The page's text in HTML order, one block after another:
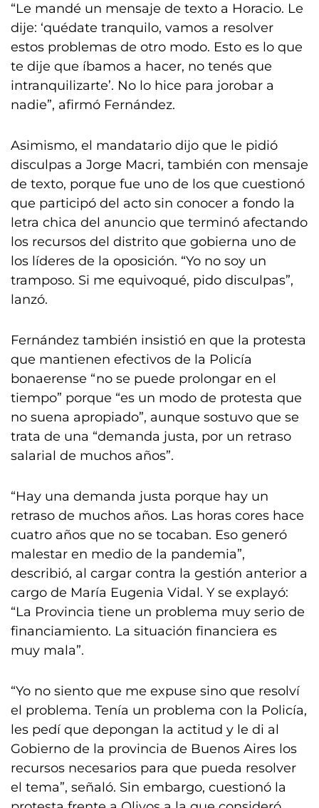
“Le mandé un mensaje de texto a Horacio. Le
dije: ‘quédate tranquilo, vamos a resolver
estos problemas de otro modo. Esto es lo que
te dije que íbamos a hacer, no tenés que
intranquilizarte’. No lo hice para jorobar a
nadie”, afirmó Fernández.
Asimismo, el mandatario dijo que le pidió
disculpas a Jorge Macri, también con mensaje
de texto, porque fue uno de los que cuestionó
que participó del acto sin conocer a fondo la
letra chica del anuncio que terminó afectando
los recursos del distrito que gobierna uno de
los líderes de la oposición. “Yo no soy un
tramposo. Si me equivoqué, pido disculpas”,
lanzó.
Fernández también insistió en que la protesta
que mantienen efectivos de la Policía
bonaerense “no se puede prolongar en el
tiempo” porque “es un modo de protesta que
no suena apropiado”, aunque sostuvo que se
trata de una “demanda justa, por un retraso
salarial de muchos años”.
“Hay una demanda justa porque hay un
retraso de muchos años. Las horas cores hace
cuatro años que no se tocaban. Eso generó
malestar en medio de la pandemia”,
describió, al cargar contra la gestión anterior a
cargo de María Eugenia Vidal. Y se explayó:
“La Provincia tiene un problema muy serio de
financiamiento. La situación financiera es
muy mala”.
“Yo no siento que me expuse sino que resolví
el problema. Tenía un problema con la Policía,
les pedí que depongan la actitud y le di al
Gobierno de la provincia de Buenos Aires los
recursos necesarios para que pueda resolver
el tema”, señaló. Sin embargo, cuestionó la